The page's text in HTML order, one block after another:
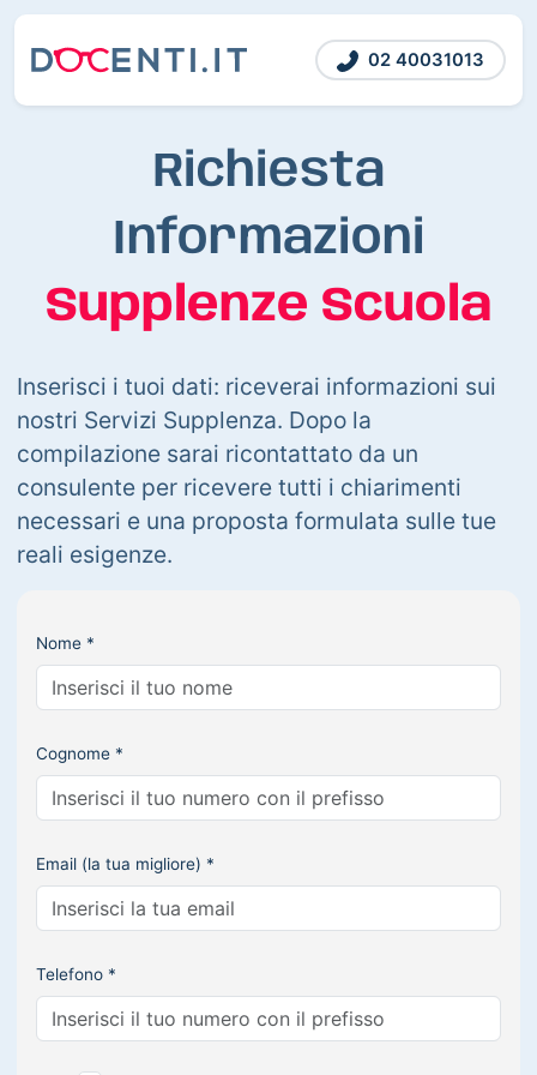
02 40031013
Richiesta
Informazioni
Supplenze Scuola
Inserisci i tuoi dati: riceverai informazioni sui
nostri Servizi Supplenza. Dopo la
compilazione sarai ricontattato da un
consulente per ricevere tutti i chiarimenti
necessari e una proposta formulata sulle tue
reali esigenze.
Nome *
Cognome *
Email (la tua migliore) *
Telefono *